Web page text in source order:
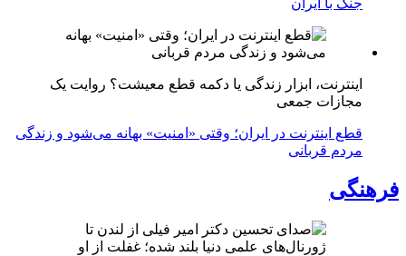
جنگ با ایران
اینترنت، ابزار زندگی یا دکمه قطع معیشت؟ روایت یک
مجازات جمعی
قطع اینترنت در ایران؛ وقتی «امنیت» بهانه می‌شود و زندگی
مردم قربانی
فرهنگی